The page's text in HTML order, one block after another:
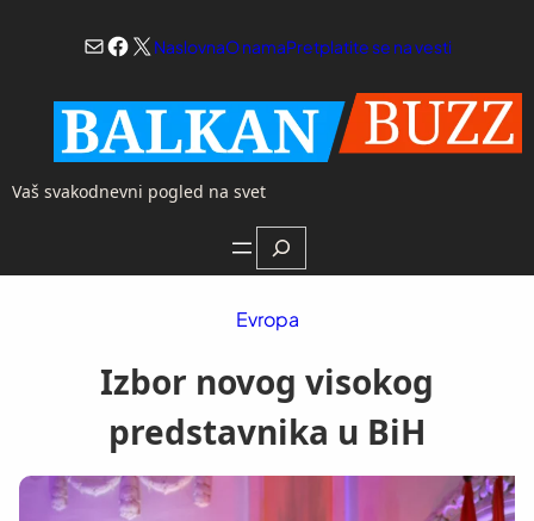
Mail
Facebook
X NaslovnaO namaPretplatite se na vesti
Vaš svakodnevni pogled na svet
Search
Evropa
Izbor novog visokog
predstavnika u BiH